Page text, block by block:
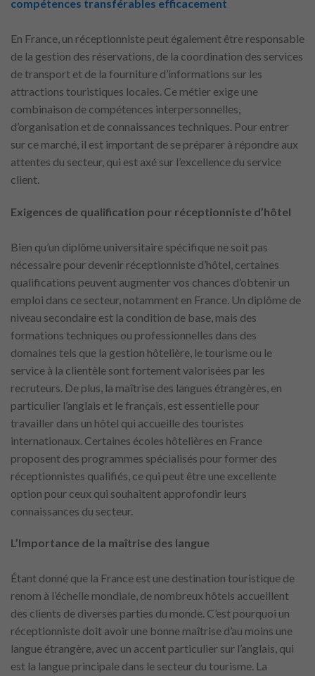
compétences transférables efficacement
En France, un réceptionniste peut également être responsable
de la gestion des réservations, de la coordination des services
de transport et de la fourniture d’informations sur les
attractions touristiques locales. Ce métier exige une
combinaison de compétences interpersonnelles,
d’organisation et de connaissances techniques. Pour entrer
sur ce marché, il est important de se préparer à répondre aux
attentes du secteur, qui est axé sur l’excellence du service
client.
Exigences de qualification pour réceptionniste d’hôtel
Bien qu’un diplôme universitaire spécifique ne soit pas
nécessaire pour devenir réceptionniste d’hôtel, certaines
qualifications peuvent augmenter vos chances d’obtenir un
emploi dans ce secteur, notamment en France. Un diplôme de
niveau secondaire est la condition de base, mais des
formations techniques ou professionnelles dans des
domaines tels que la gestion hôtelière, le tourisme ou le
service à la clientèle sont fortement valorisées par les
recruteurs. De plus, la maîtrise des langues étrangères, en
particulier l’anglais et le français, est essentielle pour
travailler dans un hôtel qui accueille des touristes
internationaux. Certaines écoles hôtelières en France
proposent des programmes spécialisés pour former des
réceptionnistes qualifiés, ce qui peut être une excellente
option pour ceux qui souhaitent approfondir leurs
connaissances du secteur.
L’Importance de la maîtrise des langue
Étant donné que la France est une destination touristique de
renom à l’échelle mondiale, de nombreux hôtels accueillent
des clients de diverses parties du monde. C’est pourquoi un
réceptionniste doit avoir une bonne maîtrise d’au moins une
langue étrangère, avec un accent particulier sur l’anglais, qui
est la langue principale dans le secteur du tourisme. La